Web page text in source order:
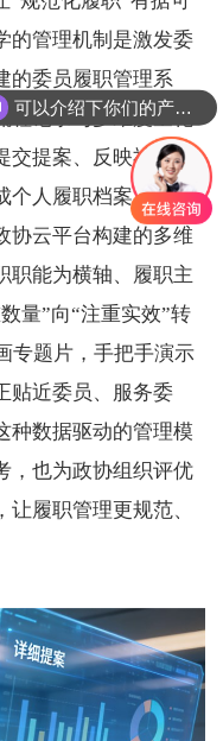
的管理机制是激发委
的委员履职管理系
程记录与多维度量化
提案、反映社情民
个人履职档案，清晰
协云平台构建的多维
职能为横轴、履职主
量”向“注重实效”转
专题片，手把手演示
贴近委员、服务委
种数据驱动的管理模
，也为政协组织评优
履职管理更规范、
可以介绍下你们的产品么